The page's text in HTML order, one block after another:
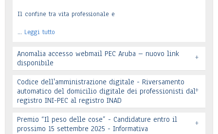
Il confine tra vita professionale e
… Leggi tutto
Anomalia accesso webmail PEC Aruba – nuovo link
disponibile
+
Leggi tutto
Codice dell'amministrazione digitale - Riversamento
automatico del domicilio digitale dei professionisti dal
registro INI-PEC al registro INAD
+
Premio “Il peso delle cose” - Candidature entro il
prossimo 15 settembre 2025 - Informativa
+